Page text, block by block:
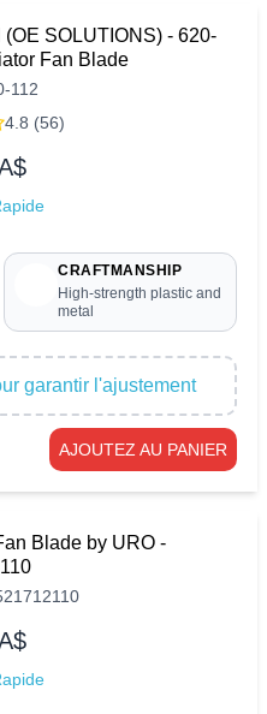
(OE SOLUTIONS) - 620-
Fan Blade
112
4.8 (56)
CRAFTMANSHIP
High-strength plastic and
metal
garantir l'ajustement
AJOUTEZ AU PANIER
Blade by URO -